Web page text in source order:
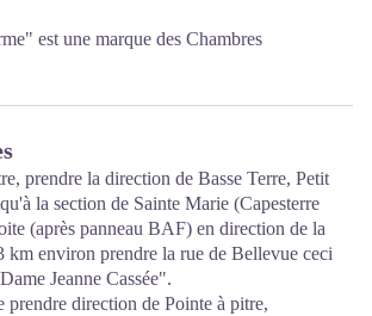
est une marque des Chambres
prendre la direction de Basse Terre, Petit
la section de Sainte Marie (Capesterre
(après panneau BAF) en direction de la
km environ prendre la rue de Bellevue ceci
Jeanne Cassée".
prendre direction de Pointe à pitre,